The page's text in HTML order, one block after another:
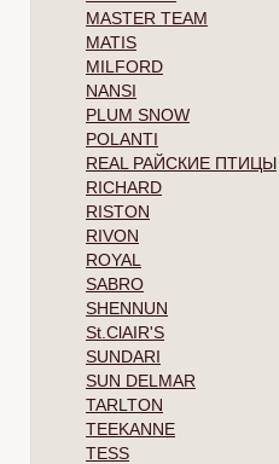
MASTER TEAM
MATIS
MILFORD
NANSI
PLUM SNOW
POLANTI
REAL РАЙСКИЕ ПТИЦЫ
RICHARD
RISTON
RIVON
ROYAL
SABRO
SHENNUN
St.ClAIR'S
SUNDARI
SUN DELMAR
TARLTON
TEEKANNE
TESS